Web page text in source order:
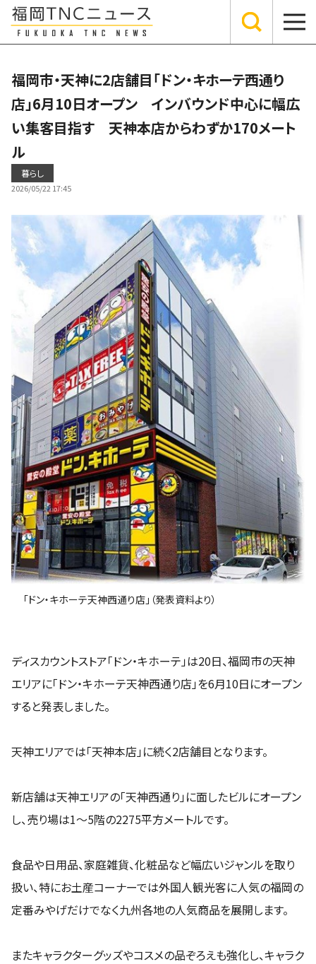
福岡市・天神に2店舗目「ドン・キホーテ西通り
店」6月10日オープン インバウンド中心に幅広
い集客目指す 天神本店からわずか170メート
ル
暮らし
2026/05/22 17:45
「ドン・キホーテ天神西通り店」（発表資料より）
ディスカウントストア「ドン・キホーテ」は20日、福岡市の天神
エリアに「ドン・キホーテ天神西通り店」を6月10日にオープン
すると発表しました。
天神エリアでは「天神本店」に続く2店舗目となります。
新店舗は天神エリアの「天神西通り」に面したビルにオープン
し、売り場は1～5階の2275平方メートルです。
食品や日用品、家庭雑貨、化粧品など幅広いジャンルを取り
扱い、特にお土産コーナーでは外国人観光客に人気の福岡の
定番みやげだけでなく九州各地の人気商品を展開します。
またキャラクターグッズやコスメの品ぞろえも強化し、キャラク